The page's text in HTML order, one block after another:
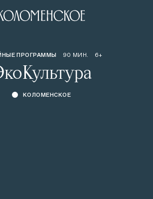
ПРОГРАММЫ 90 МИН. 6+
КОЛОМЕНСКОЕ